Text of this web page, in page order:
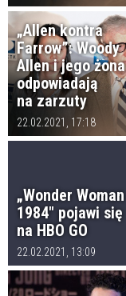
„Allen kontra
Farrow”: Woody
Allen i jego żona
odpowiadają
na zarzuty
22.02.2021, 17:18
„Wonder Woman
1984" pojawi się
na HBO GO
22.02.2021, 13:09